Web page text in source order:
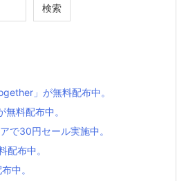
検索
」が無料配布中。
料配布中。
で30円セール実施中。
配布中。
中。